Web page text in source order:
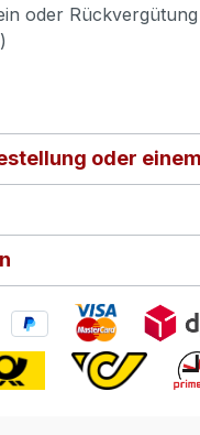
oder Rückvergütung
oder